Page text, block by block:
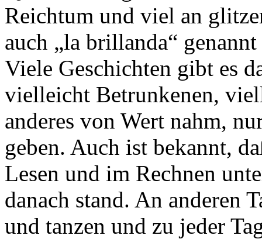
Reichtum und viel an
auch „la brillanda“
Viele Geschichten gibt es
vielleicht Betrunkenen,
anderes von Wert nahm,
geben. Auch ist bekannt,
Lesen und im Rechnen
danach stand. An anderen
und tanzen und zu jeder